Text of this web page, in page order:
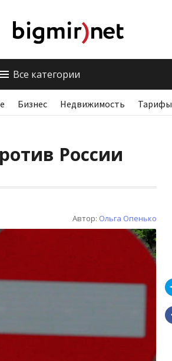
Все категории
Бизнес Недвижимость Тарифы
России
Автор: Ольга Опенько